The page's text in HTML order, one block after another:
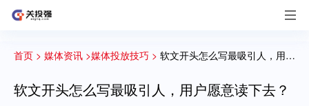
首页 > 媒体资讯 >媒体投放技巧 > 软文开头怎么写最吸引人，用户愿意读下去？
软文开头怎么写最吸引人，用户愿意读下去？